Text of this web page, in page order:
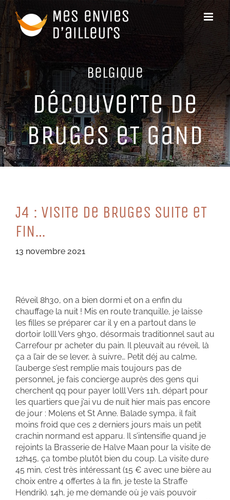
Passer
au
contenu
BeLGiQue
DéCouVerTe De
BRuGeS eT GaND
J4 : ViSiTe De BRuGeS SuiTe eT
FiN…
13 novembre 2021
Réveil 8h30, on a bien dormi et on a enfin du
chauffage la nuit ! Mis en route tranquille, je laisse
les filles se préparer car il y en a partout dans le
dortoir lolll Vers 9h30, désormais traditionnel saut au
Carrefour pr acheter du pain. Il pleuvait au réveil, là
ça a l’air de se lever, à suivre… Petit déj au calme,
l’auberge s’est remplie mais toujours pas de
personnel, je fais concierge auprès des gens qui
cherchent qq pour payer lolll Vers 11h, départ pour
les quartiers que j’ai vu de nuit hier mais pas encore
de jour : Molens et St Anne. Balade sympa, il fait
moins froid que ces 2 derniers jours mais un petit
crachin normand est apparu. Il s’intensifie quand je
rejoints la Brasserie de Halve Maan pour la visite de
12h45, ça tombe plutôt bien du coup. La visite dure
45 min, c’est très intéressant (15 € avec une bière au
choix entre 4 offertes à la fin, je teste la Straffe
Hendrik). 14h, je me demande où je vais pouvoir